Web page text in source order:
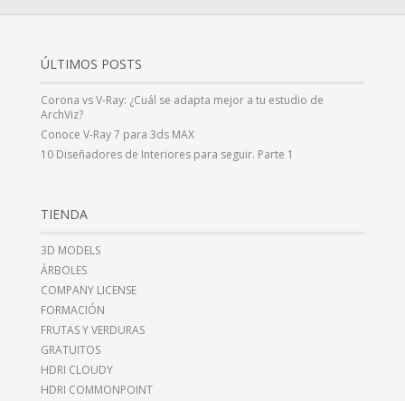
ÚLTIMOS POSTS
Corona vs V-Ray: ¿Cuál se adapta mejor a tu estudio de
ArchViz?
Conoce V-Ray 7 para 3ds MAX
10 Diseñadores de Interiores para seguir. Parte 1
TIENDA
3D MODELS
ÁRBOLES
COMPANY LICENSE
FORMACIÓN
FRUTAS Y VERDURAS
GRATUITOS
HDRI CLOUDY
HDRI COMMONPOINT